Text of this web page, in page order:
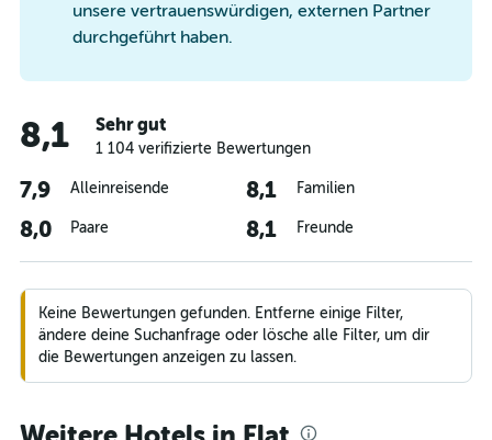
unsere vertrauenswürdigen, externen Partner
durchgeführt haben.
8,1 Sehr gut
1 104 verifizierte Bewertungen
7,9 Alleinreisende 8,1 Familien
8,0 Paare 8,1 Freunde
Keine Bewertungen gefunden. Entferne einige Filter,
ändere deine Suchanfrage oder lösche alle Filter, um dir
die Bewertungen anzeigen zu lassen.